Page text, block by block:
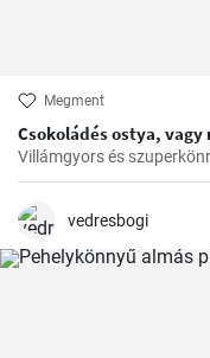
Megment
Csokoládés ostya,
Villámgyors és
vedresbogi